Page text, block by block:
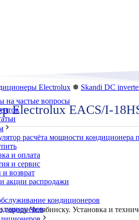
на частые вопросы
расчёта мощности кондиционера
и оплата
и сервис
возврат
акции распродажи
кондиционеров
Electrolux ❅ Skandi DC
Electrolux EACS/I-
городу Челябинску. Установка и